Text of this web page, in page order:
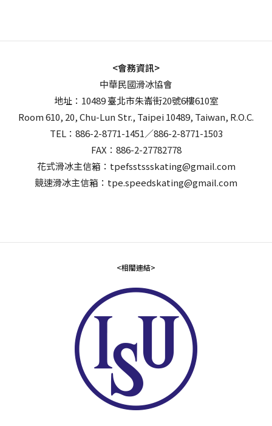
<會務資訊>
中華民國滑冰協會
地址：10489 臺北市朱崙街20號6樓610室
Room 610, 20, Chu-Lun Str., Taipei 10489, Taiwan, R.O.C.
TEL：886-2-8771-1451／886-2-8771-1503
FAX：886-2-27782778
花式滑冰主信箱：tpefsstssskating@gmail.com
競速滑冰主信箱：tpe.speedskating@gmail.com
<相關連結>